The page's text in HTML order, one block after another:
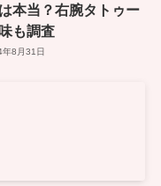
本当？右腕タトゥー
も調査
8月31日